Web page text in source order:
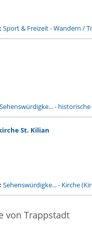
Sport & Freizeit-Wandern /
Sehenswürdigke...- historische
St. Kilian
Sehenswürdigke...- Kirche
von Trappstadt